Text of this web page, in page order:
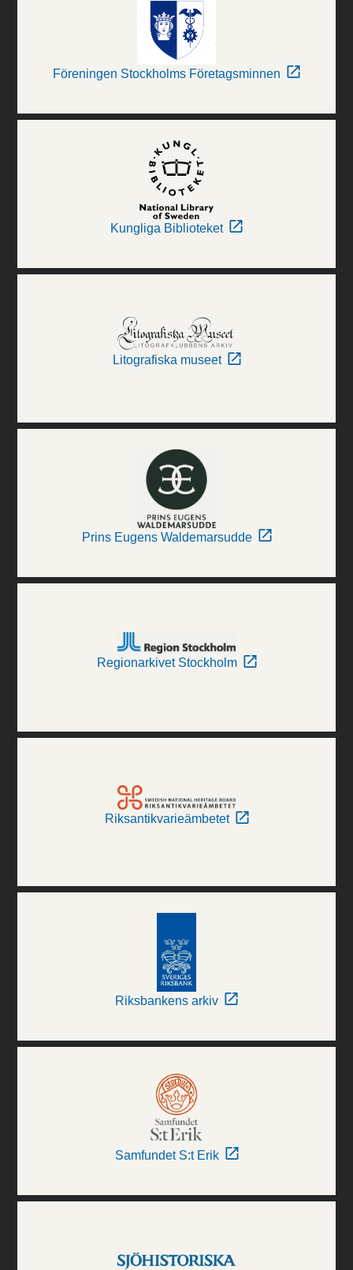
Föreningen Stockholms Företagsminnen
Kungliga Biblioteket
Litografiska museet
Prins Eugens Waldemarsudde
Regionarkivet Stockholm
Riksantikvarieämbetet
Riksbankens arkiv
Samfundet S:t Erik